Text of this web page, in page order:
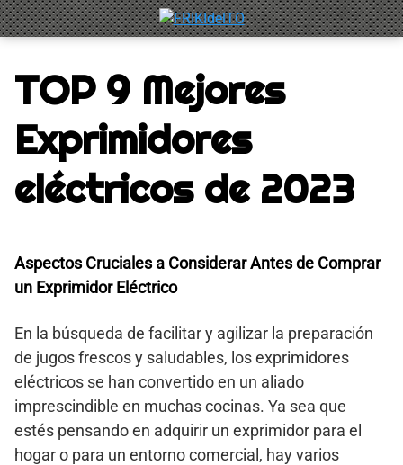
Saltar
al
TOP 9 Mejores
Exprimidores
eléctricos de 2023
Aspectos Cruciales a Considerar Antes de Comprar
un Exprimidor Eléctrico
En la búsqueda de facilitar y agilizar la preparación
de jugos frescos y saludables, los exprimidores
eléctricos se han convertido en un aliado
imprescindible en muchas cocinas. Ya sea que
estés pensando en adquirir un exprimidor para el
hogar o para un entorno comercial, hay varios